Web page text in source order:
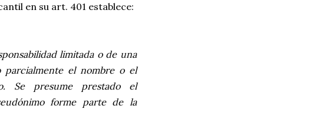
en su art. 401 establece:
limitada o de una
el nombre o el
Se presume prestado el
forme parte de la